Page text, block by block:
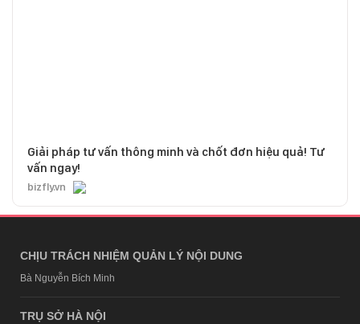
Giải pháp tư vấn thông minh và chốt đơn hiệu quả! Tư
vấn ngay!
bizfly.vn
CHỊU TRÁCH NHIỆM QUẢN LÝ NỘI DUNG
Bà Nguyễn Bích Minh
TRỤ SỞ HÀ NỘI